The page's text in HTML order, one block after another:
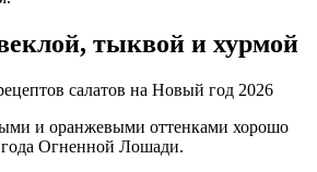
тыквой и хурмой
и оранжевыми оттенками хорошо
года Огненной Лошади.